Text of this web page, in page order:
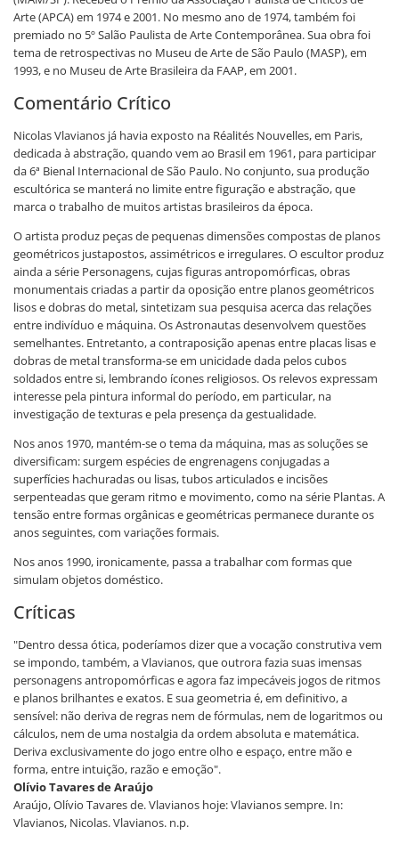
Arte (APCA) em 1974 e 2001. No mesmo ano de 1974, também foi
premiado no 5º Salão Paulista de Arte Contemporânea. Sua obra foi
tema de retrospectivas no Museu de Arte de São Paulo (MASP), em
1993, e no Museu de Arte Brasileira da FAAP, em 2001.
Comentário Crítico
Nicolas Vlavianos já havia exposto na Réalités Nouvelles, em Paris,
dedicada à abstração, quando vem ao Brasil em 1961, para participar
da 6ª Bienal Internacional de São Paulo. No conjunto, sua produção
escultórica se manterá no limite entre figuração e abstração, que
marca o trabalho de muitos artistas brasileiros da época.
O artista produz peças de pequenas dimensões compostas de planos
geométricos justapostos, assimétricos e irregulares. O escultor produz
ainda a série Personagens, cujas figuras antropomórficas, obras
monumentais criadas a partir da oposição entre planos geométricos
lisos e dobras do metal, sintetizam sua pesquisa acerca das relações
entre indivíduo e máquina. Os Astronautas desenvolvem questões
semelhantes. Entretanto, a contraposição apenas entre placas lisas e
dobras de metal transforma-se em unicidade dada pelos cubos
soldados entre si, lembrando ícones religiosos. Os relevos expressam
interesse pela pintura informal do período, em particular, na
investigação de texturas e pela presença da gestualidade.
Nos anos 1970, mantém-se o tema da máquina, mas as soluções se
diversificam: surgem espécies de engrenagens conjugadas a
superfícies hachuradas ou lisas, tubos articulados e incisões
serpenteadas que geram ritmo e movimento, como na série Plantas. A
tensão entre formas orgânicas e geométricas permanece durante os
anos seguintes, com variações formais.
Nos anos 1990, ironicamente, passa a trabalhar com formas que
simulam objetos doméstico.
Críticas
"Dentro dessa ótica, poderíamos dizer que a vocação construtiva vem
se impondo, também, a Vlavianos, que outrora fazia suas imensas
personagens antropomórficas e agora faz impecáveis jogos de ritmos
e planos brilhantes e exatos. E sua geometria é, em definitivo, a
sensível: não deriva de regras nem de fórmulas, nem de logaritmos ou
cálculos, nem de uma nostalgia da ordem absoluta e matemática.
Deriva exclusivamente do jogo entre olho e espaço, entre mão e
forma, entre intuição, razão e emoção".
Olívio Tavares de Araújo
Araújo, Olívio Tavares de. Vlavianos hoje: Vlavianos sempre. In:
Vlavianos, Nicolas. Vlavianos. n.p.